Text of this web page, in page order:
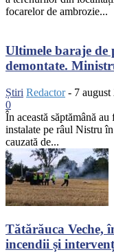
focarelor de ambrozie...
Ultimele baraje de
demontate.
Știri Redactor - 7 august
0
În această săptămână
instalate pe râul Nistru
cauzată de...
Tătărăuca Veche,
incendii și